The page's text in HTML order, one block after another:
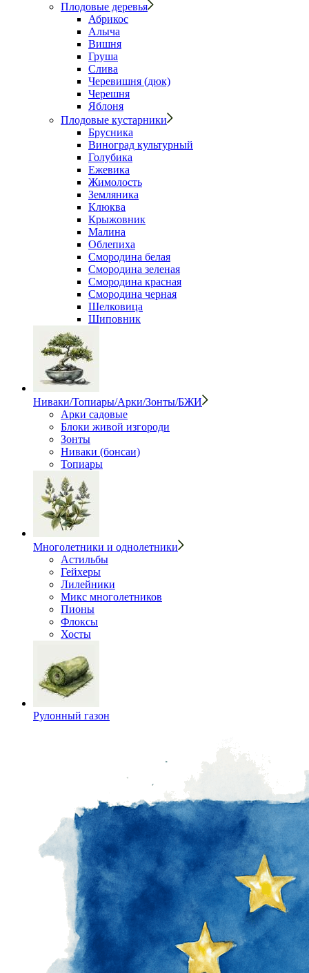
Плодовые деревья
Абрикос
Алыча
Вишня
Груша
Слива
Черевишня (дюк)
Черешня
Яблоня
Плодовые кустарники
Брусника
Виноград культурный
Голубика
Ежевика
Жимолость
Земляника
Клюква
Крыжовник
Малина
Облепиха
Смородина белая
Смородина зеленая
Смородина красная
Смородина черная
Шелковица
Шиповник
Ниваки/Топиары/Арки/Зонты/БЖИ
Арки садовые
Блоки живой изгороди
Зонты
Ниваки (бонсаи)
Топиары
Многолетники и однолетники
Астильбы
Гейхеры
Лилейники
Микс многолетников
Пионы
Флоксы
Хосты
Рулонный газон